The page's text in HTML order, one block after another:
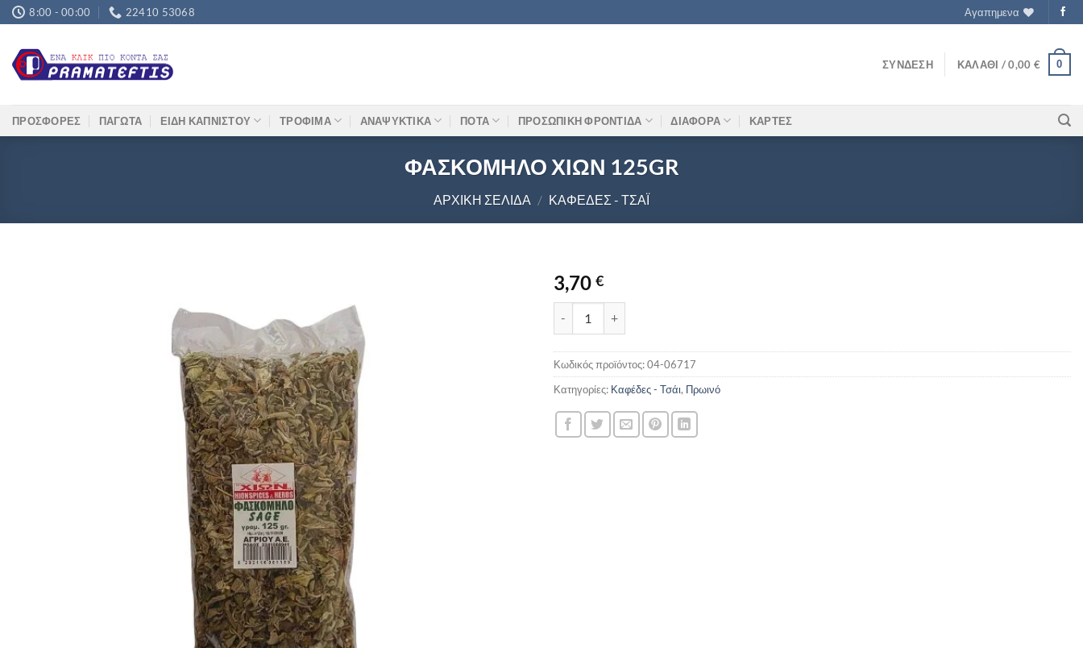
Μετάβαση
στο
περιεχόμενο
8:00 - 00:00 22410 53068 Αγαπημενα
ΣΎΝΔΕΣΗ ΚΑΛΆΘΙ /0,00 € 0
ΠΡΟΣΦΟΡΕΣ ΠΑΓΩΤΑ ΕΙΔΗ ΚΑΠΝΙΣΤΟΥ ΤΡΟΦΙΜΑ ΑΝΑΨΥΚΤΙΚΑ ΠΟΤΑ ΠΡΟΣΩΠΙΚΗ ΦΡΟΝΤΙΔΑ ΔΙΑΦΟΡΑ ΚΑΡΤΕΣ
ΦΑΣΚΟΜΗΛΟ ΧΙΩΝ 125GR
ΑΡΧΙΚΉ ΣΕΛΊΔΑ / ΚΑΦΈΔΕΣ - ΤΣΆΙ
3,70 €
Κωδικός προϊόντος:04-06717
Κατηγορίες: Καφέδες - Τσάι, Πρωινό